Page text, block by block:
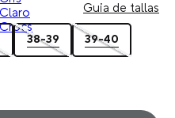
Guia de tallas
38-39 39-40